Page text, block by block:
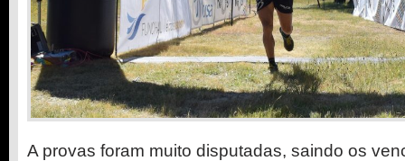
A provas foram muito disputadas, saindo os